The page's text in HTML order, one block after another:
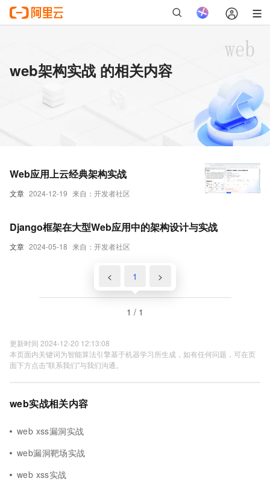
web架构实战 的相关内容
文章 2024-12-19 来自：开发者社区
Web应用上云经典架构实战
文章 2024-05-18 来自：开发者社区
Django框架在大型Web应用中的架构设计与实战
< 1 >
1 / 1
更新时间 2024-12-20 12:13:08
本页面内关键词为智能算法引擎基于机器学习所生成，如有任何问题，可在页
面下方点击"联系我们"与我们沟通。
web实战相关内容
web xss漏洞实战
web漏洞靶场实战
web xss实战